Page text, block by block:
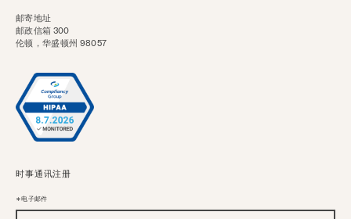
邮寄地址
邮政信箱 300
伦顿，华盛顿州 98057
时事通讯注册
电子邮件